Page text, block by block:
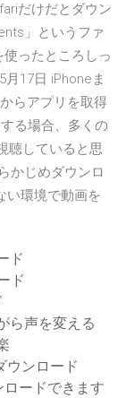
だけだとダウン
」というファ
ったところしっ
17日 iPhoneま
らアプリを取得
る場合、多くの
聴していると思
かじめダウンロ
い環境で動画を
ド
ド
ら声を変える
ウンロード
ードできます